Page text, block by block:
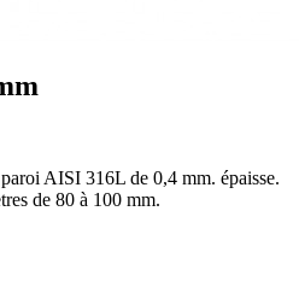
AISI 316L de 0,4 mm. épaisse.
de 80 à 100 mm.